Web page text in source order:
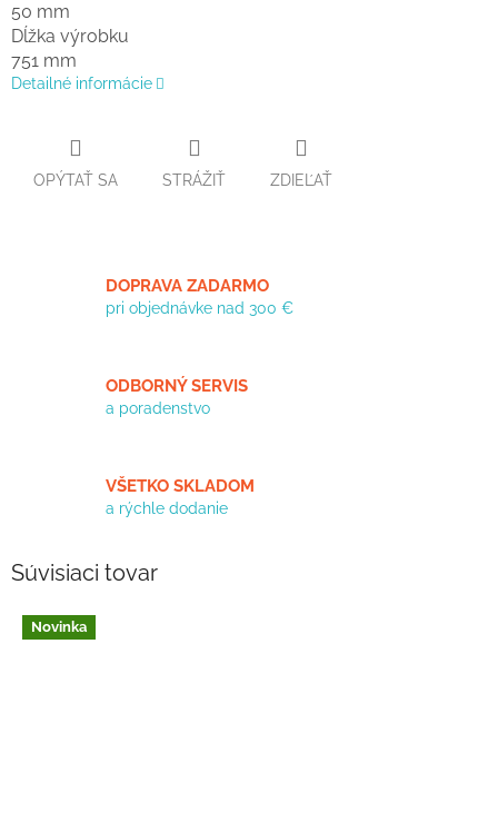
50 mm
Dĺžka výrobku
751 mm
Detailné informácie
OPÝTAŤ SA STRÁŽIŤ ZDIEĽAŤ
DOPRAVA ZADARMO
pri objednávke nad 300 €
ODBORNÝ SERVIS
a poradenstvo
VŠETKO SKLADOM
a rýchle dodanie
Súvisiaci tovar
Novinka